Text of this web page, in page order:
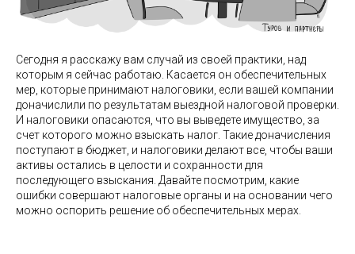
Сегодня я расскажу вам случай из своей практики, над
которым я сейчас работаю. Касается он обеспечительных
мер, которые принимают налоговики, если вашей компании
доначислили по результатам выездной налоговой проверки.
И налоговики опасаются, что вы выведете имущество, за
счет которого можно взыскать налог. Такие доначисления
поступают в бюджет, и налоговики делают все, чтобы ваши
активы остались в целости и сохранности для
последующего взыскания. Давайте посмотрим, какие
ошибки совершают налоговые органы и на основании чего
можно оспорить решение об обеспечительных мерах.